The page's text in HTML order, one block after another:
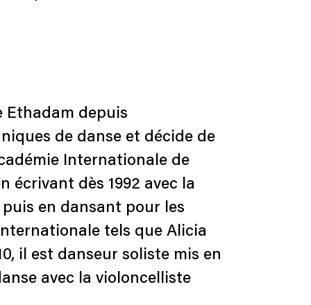
Ethadam depuis
de danse et décide de
Internationale de
écrivant dès 1992 avec la
en dansant pour les
tels que Alicia
il est danseur soliste mis en
avec la violoncelliste